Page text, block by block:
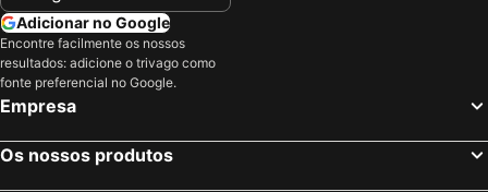
Adicionar no Google
Encontre facilmente os nossos
resultados: adicione o trivago como
fonte preferencial no Google.
Empresa
Os nossos produtos